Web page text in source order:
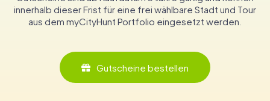
innerhalb dieser Frist für eine frei wählbare Stadt und Tour
aus dem myCityHunt Portfolio eingesetzt werden.
Gutscheine bestellen